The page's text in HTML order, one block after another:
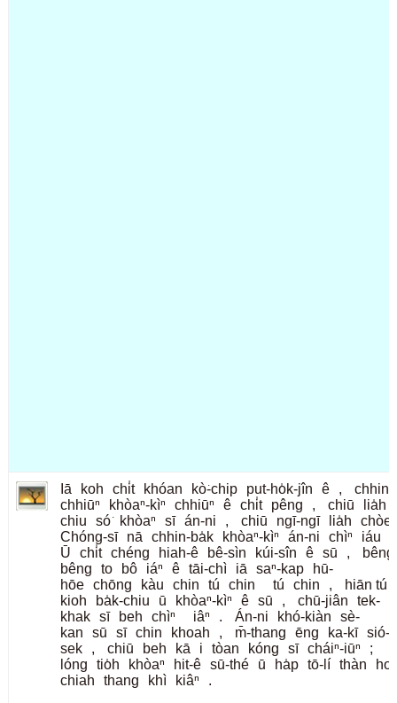
Iā koh chi̍t khóan kò͘-chip put-ho̍k-jîn ê ,
chhin-
chhiūⁿ
khòaⁿ-kìⁿ chhiūⁿ ê chi̍t pêng , chiū lia̍h
chiu
só͘ khòaⁿ sī án-ni , chiū ngī-ngī lia̍h
chòe
Chóng-sī
nā chhin-ba̍k khòaⁿ-kìⁿ án-ni chìⁿ iáu
Ū
chi̍t chéng hiah-ê bê-sìn kúi-sîn ê sū ,
bêng
to bô iáⁿ ê tāi-chì iā saⁿ-kap
hū-
hōe chōng kàu chin tú chin tú chin ,
hiān tú
kioh
ba̍k-chiu ū khòaⁿ-kìⁿ ê sū , chū-jiân
tek-
khak sī beh chìⁿ iâⁿ . Án-ni khó-kiàn
sè-
kan
sū sī chin khoah , m̄-thang ēng ka-kī sió-
sek
, chiū beh kā i tòan kóng sī cháiⁿ-iūⁿ
;
lóng
tio̍h khòaⁿ hit-ê sū-thé ū ha̍p tō-lí thàn
chiah
thang khì kiâⁿ .